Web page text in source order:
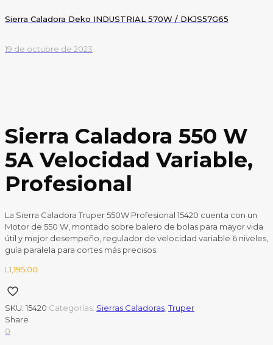
Sierra Caladora Deko INDUSTRIAL 570W / DKJS57G65
19 de octubre de 2023
Sierra Caladora 550 W
5A Velocidad Variable,
Profesional
La Sierra Caladora Truper 550W Profesional 15420 cuenta con un
Motor de 550 W, montado sobre balero de bolas para mayor vida
útil y mejor desempeño, regulador de velocidad variable 6 niveles,
guía paralela para cortes más precisos.
L1,195.00
SKU: 15420 Categorías: Sierras Caladoras ,Truper
Share
0